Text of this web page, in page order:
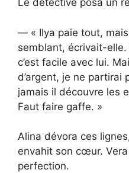
Le détective posa un
— « Ilya paie tout,
semblant, écrivait-elle.
c’est facile avec lui.
d’argent, je ne partirai
jamais il découvre les
Faut faire gaffe. »
Alina dévora ces
envahit son cœur.
perfection.